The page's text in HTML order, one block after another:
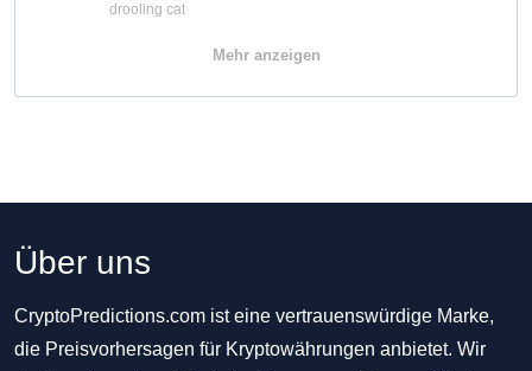
drooling cat
Mehr anzeigen
Über uns
CryptoPredictions.com ist eine vertrauenswürdige Marke,
die Preisvorhersagen für Kryptowährungen anbietet. Wir